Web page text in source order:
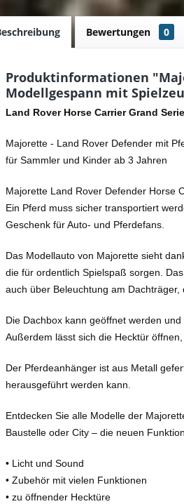
Bewertungen 0
Produktinformationen
Modellgespann mit
Land Rover Horse Carrier Grand
Majorette - Land Rover Defender mit
für Sammler und Kinder ab 3 Jahren
Majorette Land Rover Defender Horse
Ein Pferd muss sicher transportiert
Geschenk für Auto- und Pferdefans.
Das Modellauto von Majorette sieht
die für ordentlich Spielspaß sorgen.
auch über Beleuchtung am
Die Dachbox kann geöffnet werden
Außerdem lässt sich die Hecktür
Der Pferdeanhänger ist aus Metall
herausgeführt werden kann.
Entdecken Sie alle Modelle der
Baustelle oder City – die neuen
• Licht und Sound
• Zubehör mit vielen Funktionen
• zu öffnender Hecktüre